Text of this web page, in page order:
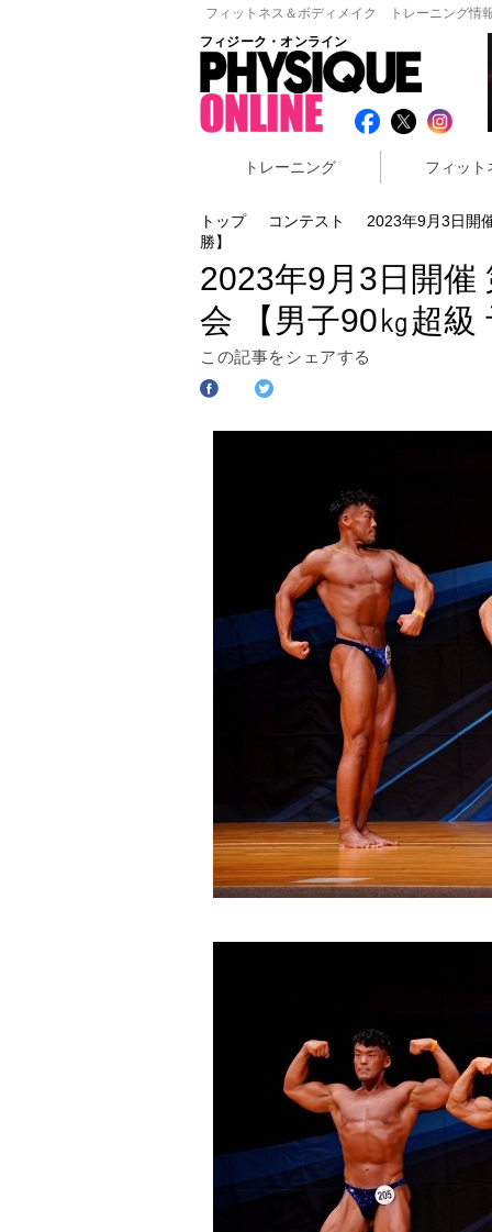
フィットネス＆ボディメイク トレーニング情
フィジーク・オンライン
トレーニング フィット
トップ コンテスト
2023年9月3日開
勝】
2023年9月3日開催
会 【男子90㎏超級
この記事をシェアする